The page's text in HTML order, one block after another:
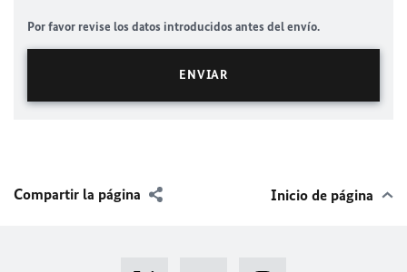
Por favor revise los datos introducidos antes del envío.
Compartir la página Inicio de página